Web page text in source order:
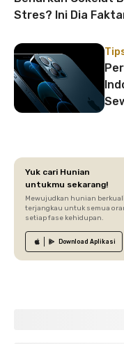
Stres? Ini Dia
Yuk cari Hunian
untukmu sekarang!
Mewujudkan hunian
terjangkau untuk semua
setiap fase kehidupan.
Download Aplikasi